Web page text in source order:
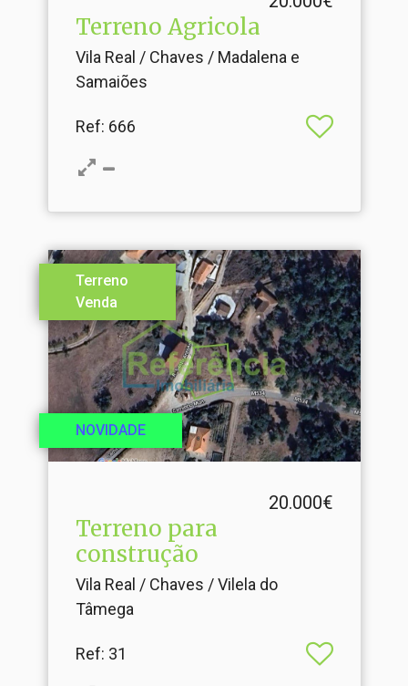
Terreno Agricola
Vila Real / Chaves / Madalena e
Samaiões
Ref: 666
Terreno
Venda
NOVIDADE
20.000€
Terreno para
construção
Vila Real / Chaves / Vilela do
Tâmega
Ref: 31